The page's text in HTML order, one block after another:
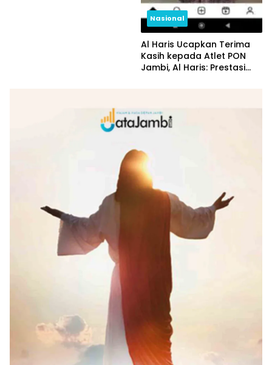
Nasional
Al Haris Ucapkan Terima
Kasih kepada Atlet PON
Jambi, Al Haris: Prestasi